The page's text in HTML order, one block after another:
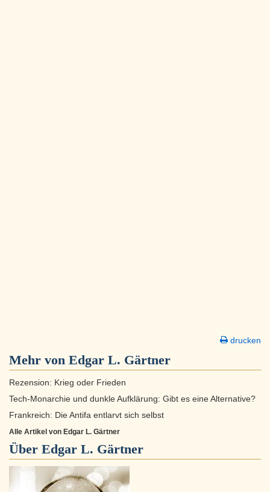
drucken
Mehr von Edgar L. Gärtner
Rezension: Krieg oder Frieden
Tech-Monarchie und dunkle Aufklärung: Gibt es eine Alternative?
Frankreich: Die Antifa entlarvt sich selbst
Alle Artikel von Edgar L. Gärtner
Über Edgar L. Gärtner